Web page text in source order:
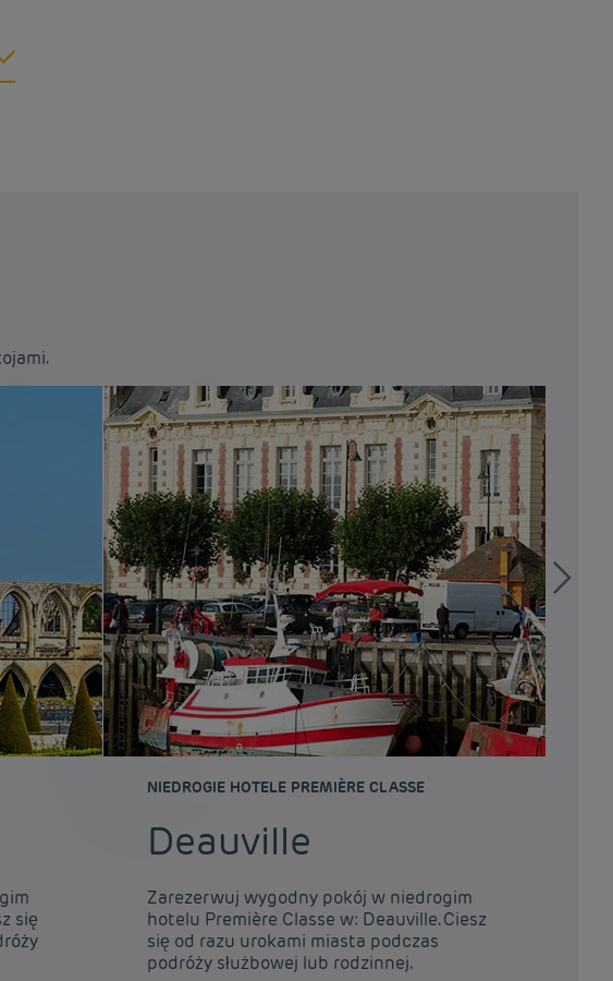
się
NIEDROGIE HOTELE PREMIÈRE CLASSE
Deauville
Zarezerwuj wygodny pokój w niedrogim
hotelu Première Classe w: Deauville. Ciesz
się od razu urokami miasta podczas
podróży służbowej lub rodzinnej.